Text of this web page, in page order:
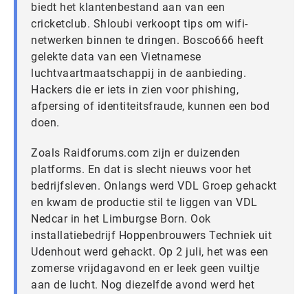
biedt het klantenbestand aan van een
cricketclub. Shloubi verkoopt tips om wifi-
netwerken binnen te dringen. Bosco666 heeft
gelekte data van een Vietnamese
luchtvaartmaatschappij in de aanbieding.
Hackers die er iets in zien voor phishing,
afpersing of identiteitsfraude, kunnen een bod
doen.
Zoals Raidforums.com zijn er duizenden
platforms. En dat is slecht nieuws voor het
bedrijfsleven. Onlangs werd VDL Groep gehackt
en kwam de productie stil te liggen van VDL
Nedcar in het Limburgse Born. Ook
installatiebedrijf Hoppenbrouwers Techniek uit
Udenhout werd gehackt. Op 2 juli, het was een
zomerse vrijdagavond en er leek geen vuiltje
aan de lucht. Nog diezelfde avond werd het